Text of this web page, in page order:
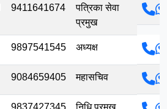
9411641674
पत्रिका सेवा
प्रमुख
9897541545 अध्यक्ष
9084659405 महासचिव
9837427345 निधि प्रमुख